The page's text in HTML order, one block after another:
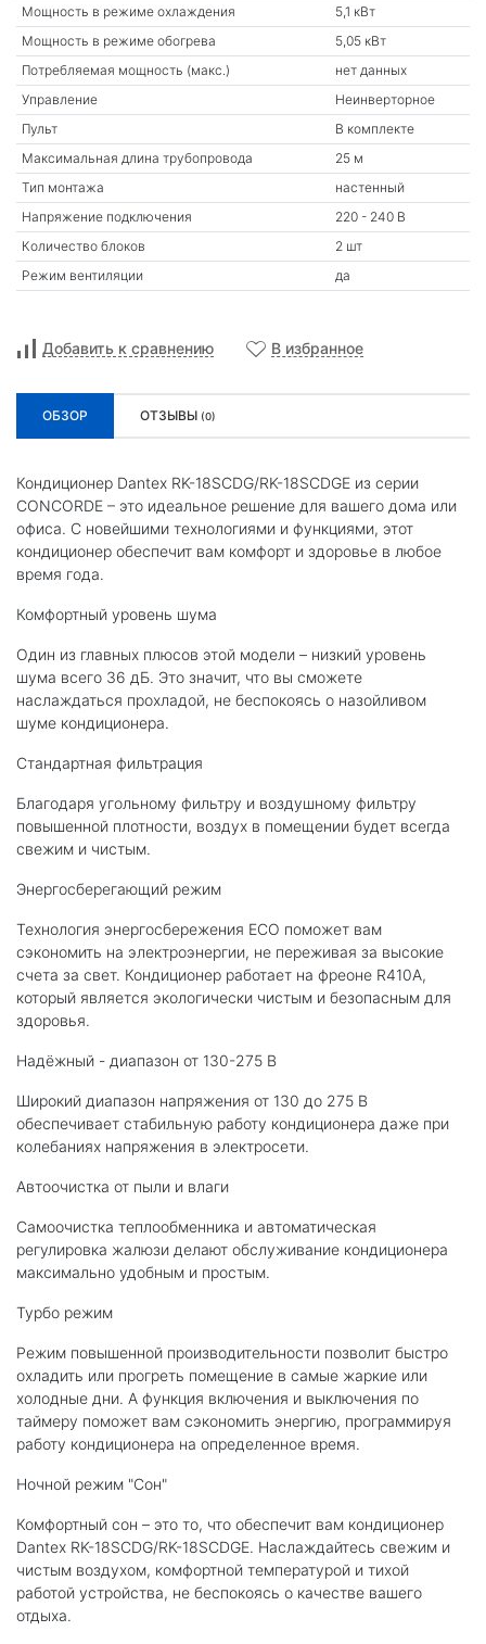
Мощность в режиме охлаждения
5,1 кВт
Мощность в режиме обогрева
5,05 кВт
Потребляемая мощность (макс.)
нет данных
Управление
Неинверторное
Пульт
В комплекте
Максимальная длина трубопровода
25 м
Тип монтажа
настенный
Напряжение подключения
220 - 240 В
Количество блоков
2 шт
Режим вентиляции
да
Добавить к сравнению В избранное
ОБЗОР ОТЗЫВЫ (0)
Кондиционер Dantex RK-18SCDG/RK-18SCDGE из серии
CONCORDE – это идеальное решение для вашего дома или
офиса. С новейшими технологиями и функциями, этот
кондиционер обеспечит вам комфорт и здоровье в любое
время года.
Комфортный уровень шума
Один из главных плюсов этой модели – низкий уровень
шума всего 36 дБ. Это значит, что вы сможете
наслаждаться прохладой, не беспокоясь о назойливом
шуме кондиционера.
Стандартная фильтрация
Благодаря угольному фильтру и воздушному фильтру
повышенной плотности, воздух в помещении будет всегда
свежим и чистым.
Энергосберегающий режим
Технология энергосбережения ECO поможет вам
сэкономить на электроэнергии, не переживая за высокие
счета за свет. Кондиционер работает на фреоне R410A,
который является экологически чистым и безопасным для
здоровья.
Надёжный - диапазон от 130-275 В
Широкий диапазон напряжения от 130 до 275 В
обеспечивает стабильную работу кондиционера даже при
колебаниях напряжения в электросети.
Автоочистка от пыли и влаги
Самоочистка теплообменника и автоматическая
регулировка жалюзи делают обслуживание кондиционера
максимально удобным и простым.
Турбо режим
Режим повышенной производительности позволит быстро
охладить или прогреть помещение в самые жаркие или
холодные дни. А функция включения и выключения по
таймеру поможет вам сэкономить энергию, программируя
работу кондиционера на определенное время.
Ночной режим "Сон"
Комфортный сон – это то, что обеспечит вам кондиционер
Dantex RK-18SCDG/RK-18SCDGE. Наслаждайтесь свежим и
чистым воздухом, комфортной температурой и тихой
работой устройства, не беспокоясь о качестве вашего
отдыха.